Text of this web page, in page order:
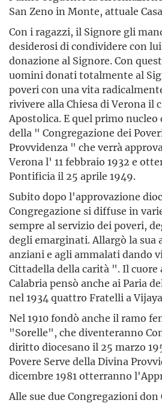
San Zeno in Monte, attuale
Con i ragazzi, il Signore gli
desiderosi di condividere con
donazione al Signore. Con
uomini donati totalmente al
poveri con una vita
rivivere alla Chiesa di Verona il
Apostolica. E quel primo
della " Congregazione dei
Provvidenza " che verrà
Verona l' 11 febbraio 1932 e
Pontificia il 25 aprile 1949.
Subito dopo l'approvazione
Congregazione si diffuse in
sempre al servizio dei poveri,
degli emarginati. Allargò la sua
anziani e agli ammalati dando
Cittadella della carità ". Il cuore
Calabria pensò anche ai Paria
nel 1934 quattro Fratelli a
Nel 1910 fondò anche il ramo
"Sorelle", che diventeranno
diritto diocesano il 25 marzo
Povere Serve della Divina
dicembre 1981 otterranno
Alle sue due Congregazioni